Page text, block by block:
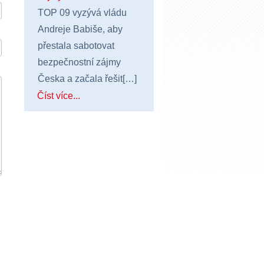
TOP 09 vyzývá vládu
Andreje Babiše, aby
přestala sabotovat
bezpečnostní zájmy
Česka a začala řešit[…]
Číst více...